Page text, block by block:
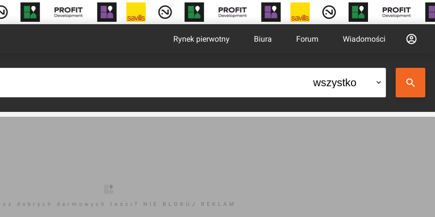
Rynek pierwotny Biura Forum Wiadomości
dobrych darmowych teści? NIE BLOKUJ REKLAM